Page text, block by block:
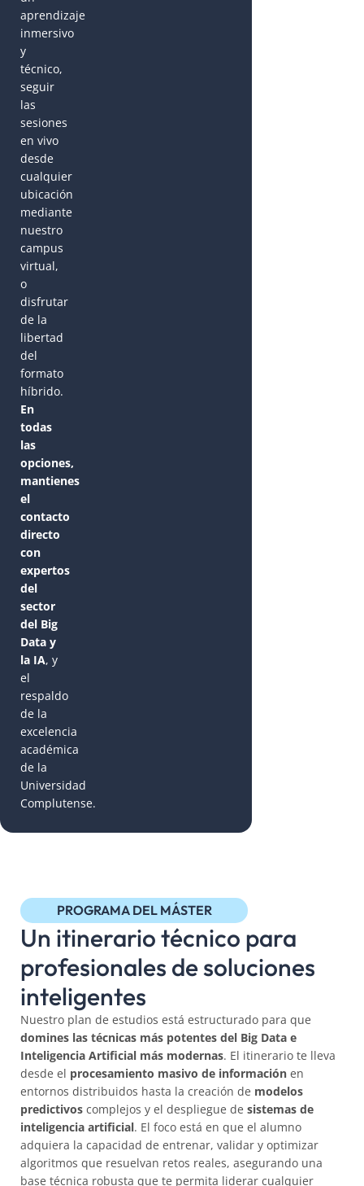
aprendizaje
inmersivo
y
técnico,
seguir
las
sesiones
en vivo
desde
cualquier
ubicación
mediante
nuestro
campus
virtual,
o
disfrutar
de la
libertad
del
formato
híbrido.
En
todas
las
opciones,
mantienes
el
contacto
directo
con
expertos
del
sector
del Big
Data y
la IA, y
el
respaldo
de la
excelencia
académica
de la
Universidad
Complutense.
PROGRAMA DEL MÁSTER
Un itinerario técnico para
profesionales de soluciones
inteligentes
Nuestro plan de estudios está estructurado para que
domines las técnicas más potentes del Big Data e
Inteligencia Artificial más modernas. El itinerario te lleva
desde el procesamiento masivo de información en
entornos distribuidos hasta la creación de modelos
predictivos complejos y el despliegue de sistemas de
inteligencia artificial. El foco está en que el alumno
adquiera la capacidad de entrenar, validar y optimizar
algoritmos que resuelvan retos reales, asegurando una
base técnica robusta que te permita liderar cualquier